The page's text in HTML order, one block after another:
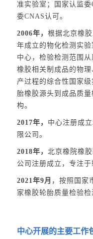
准实验室；国家认监
委CNAS认可。
2006年，根据北京橡
年成立的物化检测实
中心，检验检测范围
橡胶相关制成品的物
产过程的综合性国家
胎橡胶源头到成品质
构。
2017年， 中心注册成
限公司。
2018年，北京橡院橡
公司注册成立，专注于
2021年9月 ，按照国家
家橡胶轮胎质量检验检
中心开展的主要工作